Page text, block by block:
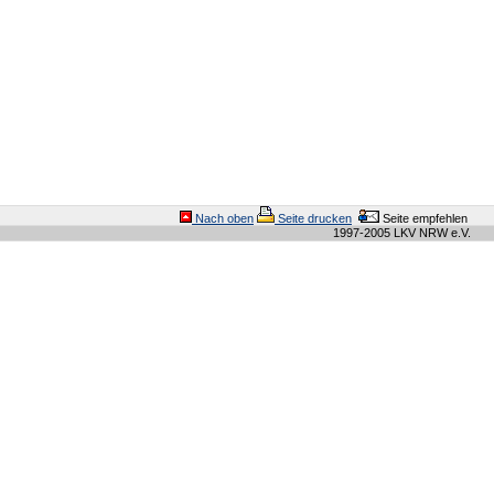
Nach oben Seite drucken
Seite empfehlen
1997-2005 LKV NRW e.V.